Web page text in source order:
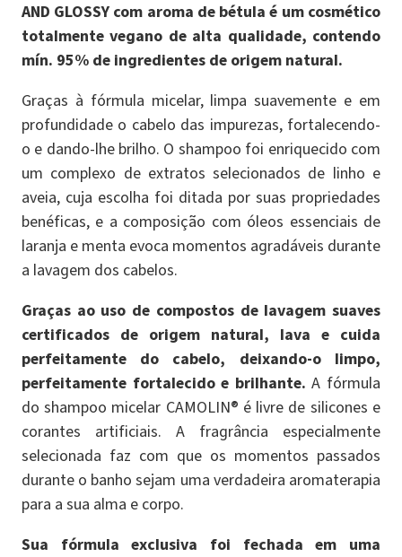
AND GLOSSY com aroma de bétula é um cosmético
totalmente vegano de alta qualidade, contendo
mín. 95% de ingredientes de origem natural.
Graças à fórmula micelar, limpa suavemente e em
profundidade o cabelo das impurezas, fortalecendo-
o e dando-lhe brilho. O shampoo foi enriquecido com
um complexo de extratos selecionados de linho e
aveia, cuja escolha foi ditada por suas propriedades
benéficas, e a composição com óleos essenciais de
laranja e menta evoca momentos agradáveis durante
a lavagem dos cabelos.
Graças ao uso de compostos de lavagem suaves
certificados de origem natural, lava e cuida
perfeitamente do cabelo, deixando-o limpo,
perfeitamente fortalecido e brilhante. A fórmula
do shampoo micelar CAMOLIN® é livre de silicones e
corantes artificiais. A fragrância especialmente
selecionada faz com que os momentos passados
durante o banho sejam uma verdadeira aromaterapia
para a sua alma e corpo.
Sua fórmula exclusiva foi fechada em uma